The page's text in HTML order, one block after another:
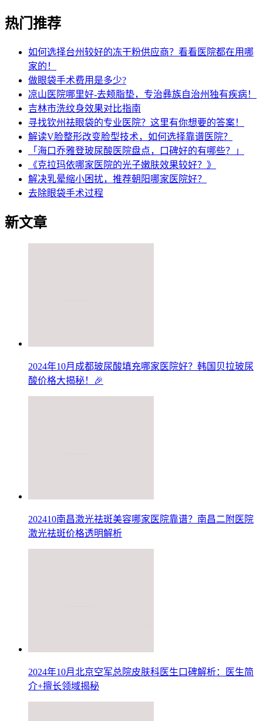
热门推荐
如何选择台州较好的冻干粉供应商？看看医院都在用哪
家的！
做眼袋手术费用是多少?
凉山医院哪里好-去颊脂垫，专治彝族自治州独有疾病！
吉林市洗纹身效果对比指南
寻找钦州祛眼袋的专业医院？这里有你想要的答案！
解读V脸整形改变脸型技术，如何选择靠谱医院？
「海口乔雅登玻尿酸医院盘点，口碑好的有哪些？」
《克拉玛依哪家医院的光子嫩肤效果较好？》
解决乳晕缩小困扰，推荐朝阳哪家医院好？
去除眼袋手术过程
新文章
2024年10月成都玻尿酸填充哪家医院好？韩国贝拉玻尿
酸价格大揭秘！🎉
202410南昌激光祛斑美容哪家医院靠谱？南昌二附医院
激光祛斑价格透明解析
2024年10月北京空军总院皮肤科医生口碑解析：医生简
介+擅长领域揭秘